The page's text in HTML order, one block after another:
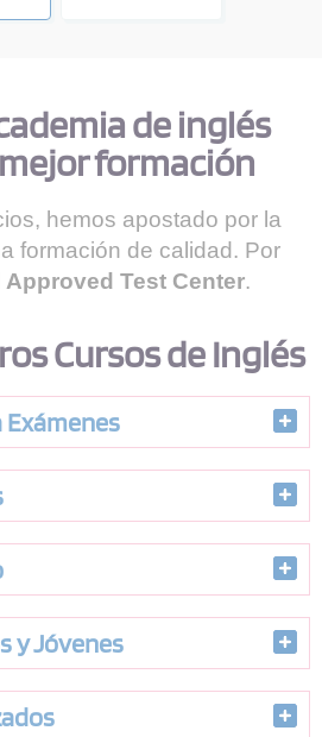
de inglés
formación
hemos apostado por la
formación de calidad. Por
Approved Test Center.
Cursos de Inglés
y Jóvenes